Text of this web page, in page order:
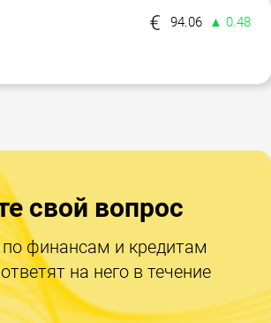
94.06
▲ 0.48
свой вопрос
финансам и кредитам
на него в течение